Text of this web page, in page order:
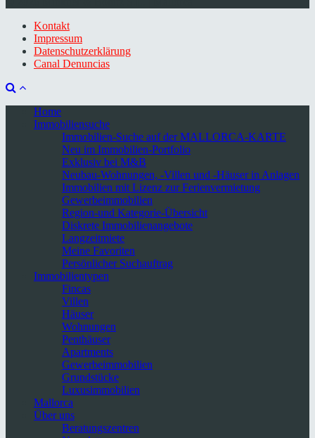
Kontakt
Impressum
Datenschutzerklärung
Canal Denuncias
Home
Immobiliensuche
Immobilien-Suche auf der MALLORCA-KARTE
Neu im Immobilien-Portfolio
Exklusiv bei M&B
Neubau-Wohnungen, -Villen und -Häuser in Anlagen
Immobilien mit Lizenz zur Ferienvermietung
Gewerbeimmobilien
Region-und Kategorie-Übersicht
Diskrete Immobilienangebote
Langzeitmiete
Meine Favoriten
Persönlicher Suchauftrag
Immobilientypen
Fincas
Villen
Häuser
Wohnungen
Penthäuser
Apartments
Gewerbeimmobilien
Grundstücke
Luxusimmobilien
Mallorca
Über uns
Beratungszentren